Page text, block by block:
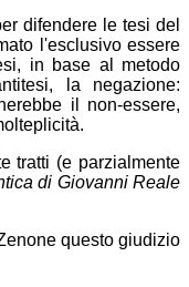
difendere le tesi del
l'esclusivo essere
in base al metodo
la negazione:
il non-essere,
tratti (e parzialmente
di Giovanni Reale
questo giudizio